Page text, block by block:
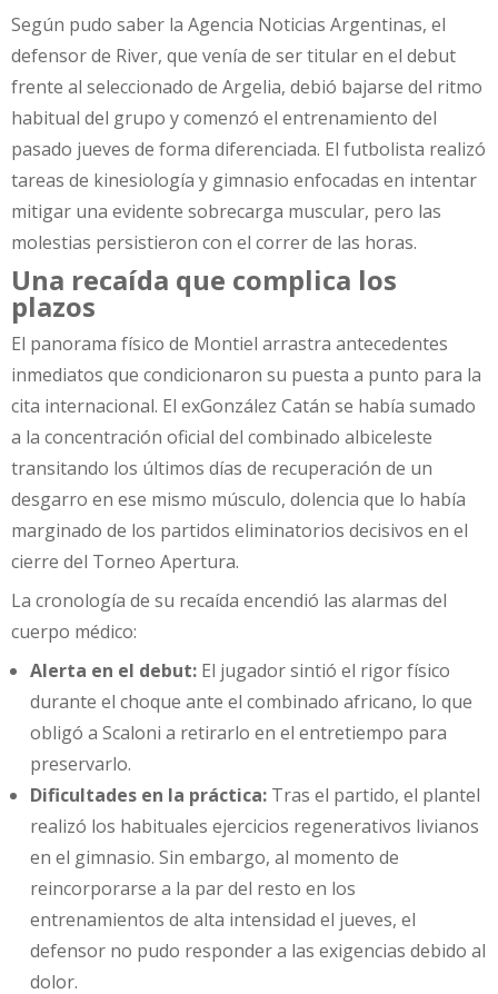
Según pudo saber la Agencia Noticias Argentinas, el
defensor de River, que venía de ser titular en el debut
frente al seleccionado de Argelia, debió bajarse del ritmo
habitual del grupo y comenzó el entrenamiento del
pasado jueves de forma diferenciada. El futbolista realizó
tareas de kinesiología y gimnasio enfocadas en intentar
mitigar una evidente sobrecarga muscular, pero las
molestias persistieron con el correr de las horas.
Una recaída que complica los
plazos
El panorama físico de Montiel arrastra antecedentes
inmediatos que condicionaron su puesta a punto para la
cita internacional. El exGonzález Catán se había sumado
a la concentración oficial del combinado albiceleste
transitando los últimos días de recuperación de un
desgarro en ese mismo músculo, dolencia que lo había
marginado de los partidos eliminatorios decisivos en el
cierre del Torneo Apertura.
La cronología de su recaída encendió las alarmas del
cuerpo médico:
Alerta en el debut: El jugador sintió el rigor físico
durante el choque ante el combinado africano, lo que
obligó a Scaloni a retirarlo en el entretiempo para
preservarlo.
Dificultades en la práctica: Tras el partido, el plantel
realizó los habituales ejercicios regenerativos livianos
en el gimnasio. Sin embargo, al momento de
reincorporarse a la par del resto en los
entrenamientos de alta intensidad el jueves, el
defensor no pudo responder a las exigencias debido al
dolor.